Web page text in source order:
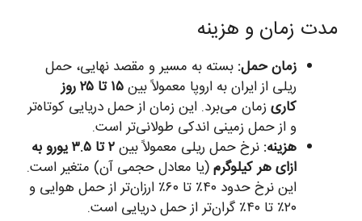
مدت زمان و هزینه
زمان حمل: بسته به مسیر و مقصد نهایی، حمل
ریلی از ایران به اروپا معمولاً بین
۱۵ تا ۲۵ روز
کاری زمان می‌برد. این زمان از حمل دریایی کوتاه‌تر
و از حمل زمینی اندکی طولانی‌تر است.
هزینه: نرخ حمل ریلی معمولاً بین
۲ تا ۳.۵ یورو به
ازای هر کیلوگرم(یا معادل حجمی آن) متغیر است.
این نرخ حدود ۴۰٪ تا ۶۰٪ ارزان‌تر از حمل هوایی و
۲۰٪ تا ۴۰٪ گران‌تر از حمل دریایی است.